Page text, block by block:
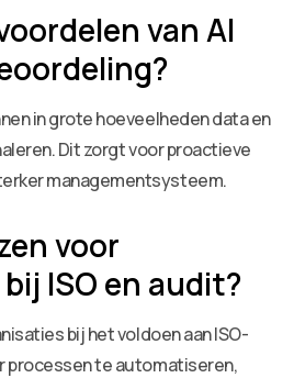
van AI
in grote hoeveelheden data en
Dit zorgt voor proactieve
managementsysteem.
voor
ISO en audit?
bij het voldoen aan ISO-
processen te automatiseren,